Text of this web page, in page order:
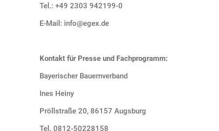
Tel.: +49 2303 942199-0
E-Mail: info@egex.de
Kontakt für Presse und Fachprogramm:
Bayerischer Bauernverband
Ines Heiny
Pröllstraße 20, 86157 Augsburg
Tel. 0812-50228158